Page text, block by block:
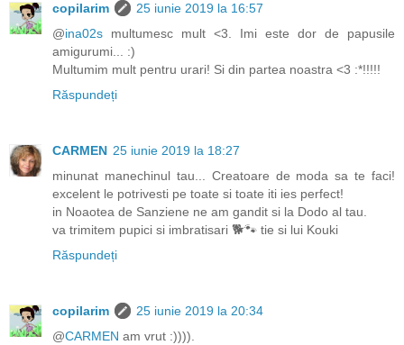
copilarim
25 iunie 2019 la 16:57
@ina02s multumesc mult <3. Imi este dor de papusile
amigurumi... :)
Multumim mult pentru urari! Si din partea noastra <3 :*!!!!!
Răspundeți
CARMEN 25 iunie 2019 la 18:27
minunat manechinul tau... Creatoare de moda sa te faci!
excelent le potrivesti pe toate si toate iti ies perfect!
in Noaotea de Sanziene ne am gandit si la Dodo al tau.
va trimitem pupici si imbratisari 🐕🐾 tie si lui Kouki
Răspundeți
copilarim
25 iunie 2019 la 20:34
@CARMEN am vrut :)))).